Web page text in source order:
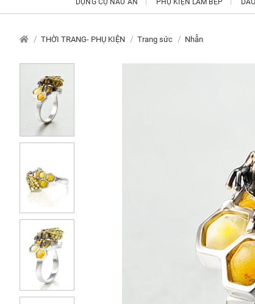
DỤNG CỤ NẤU ĂN PHỤ KIỆN LÀM BẾP
THỜI TRANG- PHỤ KIỆN Trang sức Nhẫn